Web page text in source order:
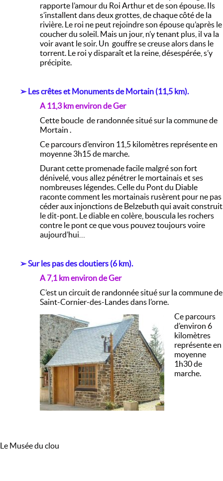
rapporte l’amour du Roi Arthur et de son épouse. Ils
s’installent dans deux grottes, de chaque côté de la
rivière. Le roi ne peut rejoindre son épouse qu’après le
coucher du soleil. Mais un jour, n’y tenant plus, il va la
voir avant le soir. Un gouffre se creuse alors dans le
torrent. Le roi y disparaît et la reine, désespérée, s’y
précipite.
➢ Les crêtes et Monuments de Mortain (11,5 km).
A 11,3 km environ de Ger
Cette boucle de randonnée situé sur la commune de
Mortain .
Ce parcours d’environ 11,5 kilomètres représente en
moyenne 3h15 de marche.
Durant cette promenade facile malgré son fort
dénivelé, vous allez pénétrer le mortainais et ses
nombreuses légendes. Celle du Pont du Diable
raconte comment les mortainais rusèrent pour ne pas
céder aux injonctions de Belzebuth qui avait construit
le dit-pont. Le diable en colère, bouscula les rochers
contre le pont ce que vous pouvez toujours voire
aujourd’hui…
➢Sur les pas des cloutiers (6 km).
A 7,1 km environ de Ger
C’est un circuit de randonnée situé sur la commune de
Saint-Cornier-des-Landes dans l’orne.
Ce parcours
d’environ 6
kilomètres
représente en
moyenne
1h30 de
marche.
Le Musée du clou